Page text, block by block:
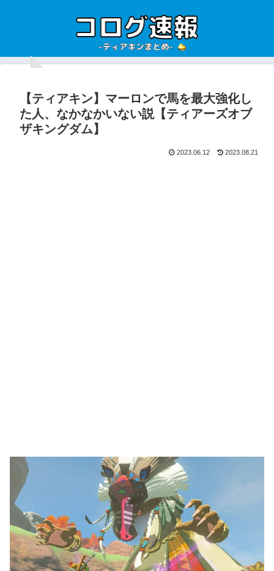
【ティアキン】マーロンで馬を最大強化し
た人、なかなかいない説【ティアーズオブ
ザキングダム】
2023.06.12 2023.08.21